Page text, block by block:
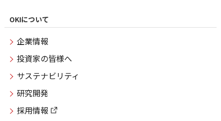
OKIについて
企業情報
投資家の皆様へ
サステナビリティ
研究開発
採用情報